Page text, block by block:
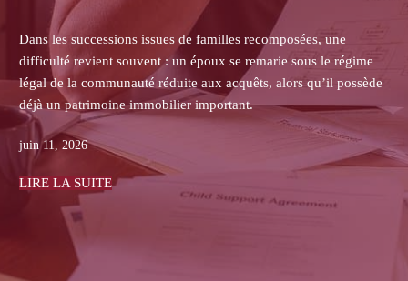
Dans les successions, les héritiers non bénéficiaires d’une
assurance-vie se heurtent souvent au refus de l’assureur de
transmettre le contrat, la clause bénéficiaire, l’historique des
primes ou les pièces de gestion.
juin 08, 2026
LIRE LA SUITE